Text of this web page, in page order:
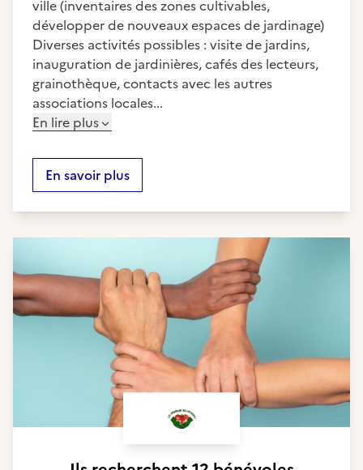
ville (inventaires des zones cultivables,
développer de nouveaux espaces de jardinage)
Diverses activités possibles : visite de jardins,
inauguration de jardinières, cafés des lecteurs,
grainothèque, contacts avec les autres
associations locales...
En lire plus
En savoir plus